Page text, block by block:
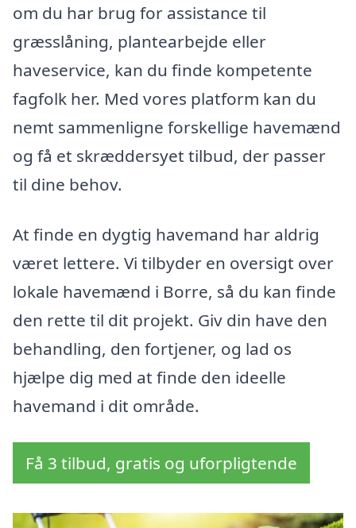
om du har brug for assistance til
græsslåning, plantearbejde eller
haveservice, kan du finde kompetente
fagfolk her. Med vores platform kan du
nemt sammenligne forskellige havemænd
og få et skræddersyet tilbud, der passer
til dine behov.
At finde en dygtig havemand har aldrig
været lettere. Vi tilbyder en oversigt over
lokale havemænd i Borre, så du kan finde
den rette til dit projekt. Giv din have den
behandling, den fortjener, og lad os
hjælpe dig med at finde den ideelle
havemand i dit område.
Få 3 tilbud, gratis og uforpligtende